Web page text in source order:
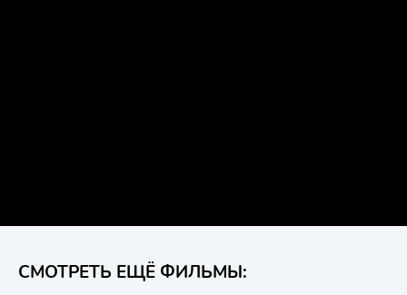
СМОТРЕТЬ ЕЩЁ ФИЛЬМЫ: